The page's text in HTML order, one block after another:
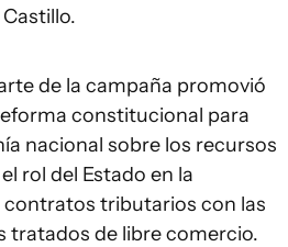
de la campaña promovió
constitucional para
nacional sobre los recursos
rol del Estado en la
contratos tributarios con las
tratados de libre comercio.